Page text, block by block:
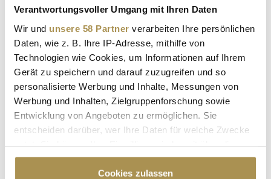
Verantwortungsvoller Umgang mit Ihren Daten
Wir und unsere 58 Partner verarbeiten Ihre persönlichen
Daten, wie z. B. Ihre IP-Adresse, mithilfe von
Technologien wie Cookies, um Informationen auf Ihrem
Gerät zu speichern und darauf zuzugreifen und so
personalisierte Werbung und Inhalte, Messungen von
Werbung und Inhalten, Zielgruppenforschung sowie
Entwicklung von Angeboten zu ermöglichen. Sie
entscheiden darüber, wer Ihre Daten für welche Zwecke
Cookie-Erklärung oder durch Klicken auf das Privacy
Trigger Symbol ändern oder widerrufen
Cookies zulassen